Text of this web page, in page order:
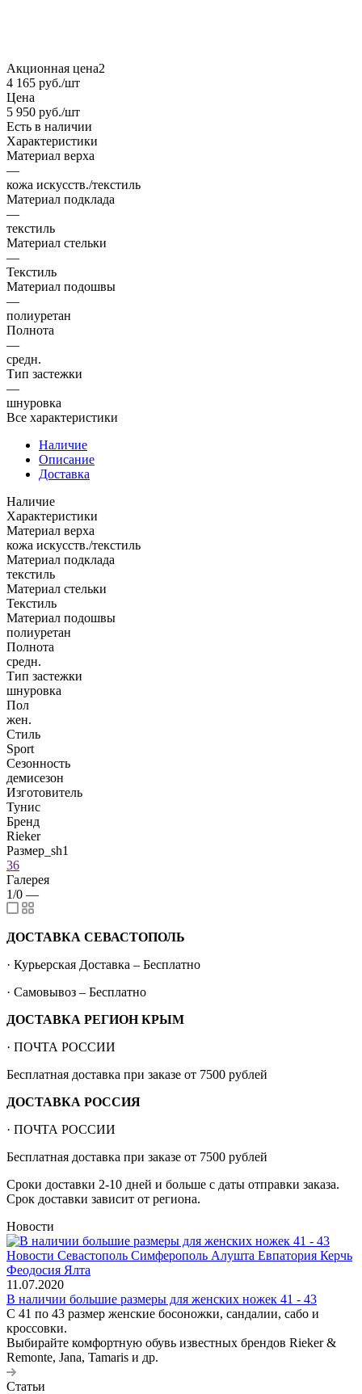
Акционная цена2
4 165 руб./шт
Цена
5 950 руб./шт
Есть в наличии
Характеристики
Материал верха
—
кожа искусств./текстиль
Материал подклада
—
текстиль
Материал стельки
—
Текстиль
Материал подошвы
—
полиуретан
Полнота
—
средн.
Тип застежки
—
шнуровка
Все характеристики
Наличие
Описание
Доставка
Наличие
Характеристики
Материал верха
кожа искусств./текстиль
Материал подклада
текстиль
Материал стельки
Текстиль
Материал подошвы
полиуретан
Полнота
средн.
Тип застежки
шнуровка
Пол
жен.
Стиль
Sport
Сезонность
демисезон
Изготовитель
Тунис
Бренд
Rieker
Размер_sh1
36
Галерея
1/0 —
ДОСТАВКА СЕВАСТОПОЛЬ
· Курьерская Доставка – Бесплатно
· Самовывоз – Бесплатно
ДОСТАВКА РЕГИОН КРЫМ
· ПОЧТА РОССИИ
Бесплатная доставка при заказе от 7500 рублей
ДОСТАВКА РОССИЯ
· ПОЧТА РОССИИ
Бесплатная доставка при заказе от 7500 рублей
Сроки доставки 2-10 дней и больше с даты отправки заказа.
Срок доставки зависит от региона.
Новости
11.07.2020
В наличии большие размеры для женских ножек 41 - 43
С 41 по 43 размер женские босоножки, сандалии, сабо и
кроссовки.
Выбирайте комфортную обувь известных брендов Rieker &
Remonte, Jana, Tamaris и др.
Статьи